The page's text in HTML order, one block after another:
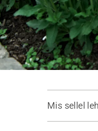
Mis sellel
Nõuanded